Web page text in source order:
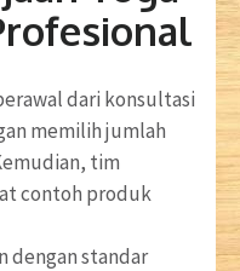
dari konsultasi
memilih jumlah
tim
contoh produk
dengan standar